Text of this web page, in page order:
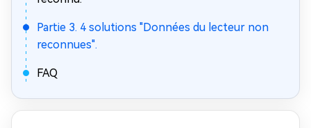
Partie 3. 4 solutions "Données du lecteur non
reconnues".
FAQ